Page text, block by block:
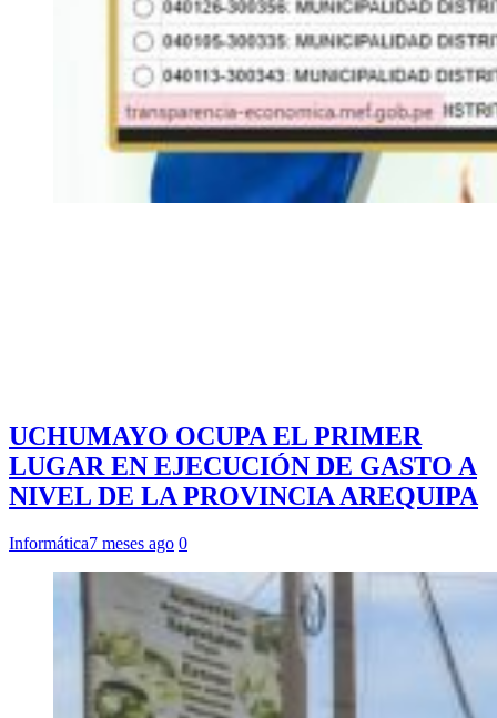
UCHUMAYO OCUPA EL PRIMER
LUGAR EN EJECUCIÓN DE GASTO A
NIVEL DE LA PROVINCIA AREQUIPA
Informática7 meses ago 0